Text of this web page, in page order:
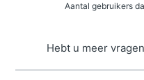
Aantal gebruikers
Hebt u meer